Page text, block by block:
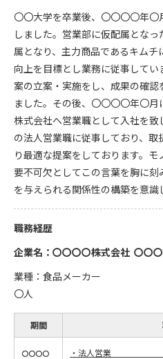
〇〇大学を卒業後、〇〇〇〇年
しました。営業部に仮配属とな
属となり、主力商品であるキム
向上を目標とし業務に従事して
案の立案・実施をし、成果の確
ました。その後、〇〇〇〇年〇
株式会社へ営業職として入社を
の法人営業職に従事しており、
り最適な提案をしております。
要不可欠としてこの言葉を胸に
を与えられる関係性の構築を意識
職務経歴
企業名：〇〇〇〇株式会社 〇〇
業種：食品メーカー
〇人
期間
〇〇〇〇
・法人